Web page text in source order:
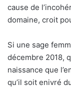
cause de
domaine, croit
Si une sage
décembre 2018,
naissance que
qu’il soit enivré